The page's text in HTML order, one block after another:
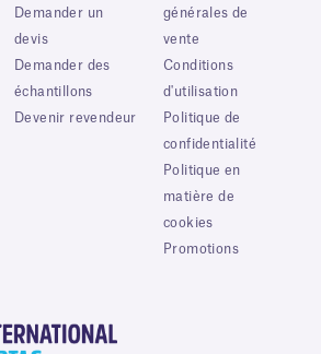
Demander un
devis
Demander des
échantillons
Devenir revendeur
générales de
vente
Conditions
d'utilisation
Politique de
confidentialité
Politique en
matière de
cookies
Promotions